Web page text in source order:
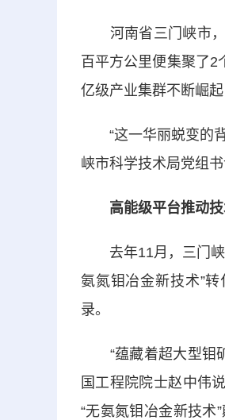
河南省三门峡市，
百平方公里便集聚了2
亿级产业集群不断崛
“这一华丽蜕变的背
峡市科学技术局党组
高能级平台推动技
去年11月，三门峡
氨氮钼冶金新技术”
录。
“蕴藏着超大型钼矿
国工程院院士赵中伟
“无氨氮钼冶金新技术